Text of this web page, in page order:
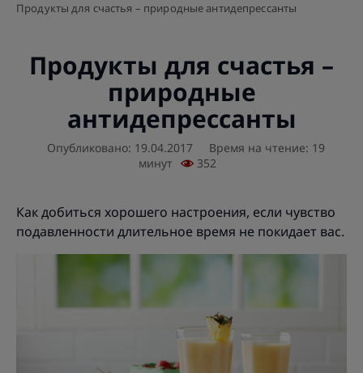
Продукты для счастья – природные антидепрессанты
Продукты для счастья –
природные
антидепрессанты
Опубликовано: 19.04.2017
Время на чтение: 19
минут
352
Как добиться хорошего настроения, если чувство
подавленности длительное время не покидает вас.